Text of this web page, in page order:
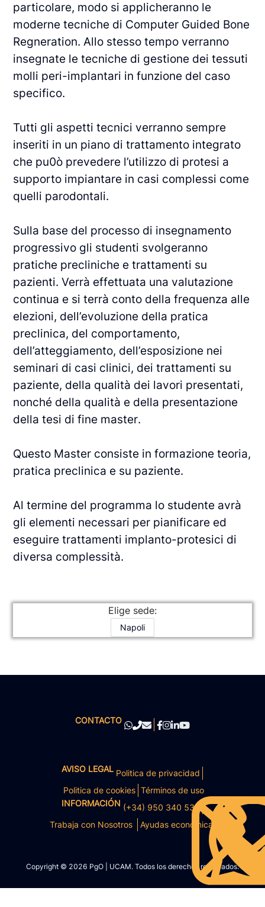
particolare, modo si applicheranno le
moderne tecniche di Computer Guided Bone
Regneration. Allo stesso tempo verranno
insegnate le tecniche di gestione dei tessuti
molli peri-implantari in funzione del caso
specifico.
Tutti gli aspetti tecnici verranno sempre
inseriti in un piano di trattamento integrato
che pu0ò prevedere l’utilizzo di protesi a
supporto impiantare in casi complessi come
quelli parodontali.
Sulla base del processo di insegnamento
progressivo gli studenti svolgeranno
pratiche precliniche e trattamenti su
pazienti. Verrà effettuata una valutazione
continua e si terrà conto della frequenza alle
elezioni, dell’evoluzione della pratica
preclinica, del comportamento,
dell’atteggiamento, dell’esposizione nei
seminari di casi clinici, dei trattamenti su
paziente, della qualità dei lavori presentati,
nonché della qualità e della presentazione
della tesi di fine master.
Questo Master consiste in formazione teoria,
pratica preclinica e su paziente.
Al termine del programma lo studente avrà
gli elementi necessari per pianificare ed
eseguire trattamenti implanto-protesici di
diversa complessità.
Elige sede:
Napoli
CONTACTO
AVISO LEGAL Politica de privacidad
Politica de cookies Términos de uso
INFORMACIÓN (+34) 950 340 531
Trabaja con Nosotros
Ayudas económicas
Copyright © 2026 PgO | UCAM. Todos los derechos reservados.